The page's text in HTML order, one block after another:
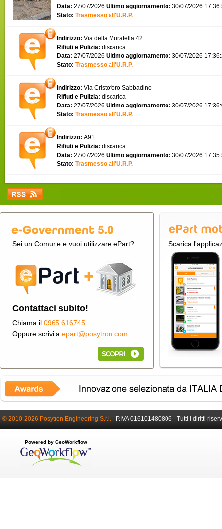
Data: 27/07/2026 Ultimo aggiornamento: 30/07/2026
Stato: Trasmesso all'U.R.P.
Indirizzo: Via della Muratella 42
Rifiuti e Pulizia: discarica
Data: 27/07/2026 Ultimo aggiornamento: 30/07/2026
Stato: Trasmesso all'U.R.P.
Indirizzo: Via Cristoforo Sabbadino
Rifiuti e Pulizia: discarica
Data: 27/07/2026 Ultimo aggiornamento: 30/07/2026
Stato: Trasmesso all'U.R.P.
Indirizzo: A91
Rifiuti e Pulizia: discarica
Data: 27/07/2026 Ultimo aggiornamento: 30/07/2026
Stato: Trasmesso all'U.R.P.
Sei un Comune e vuoi utilizzare ePart?
Contattaci subito!
Chiama il 0965 616745
Oppure scrivi a epart@posytron.com
Scarica
© 2010-2026 Posytron Engineering S.r.l. - P.IVA 016101480806 - Tutti i diritti
Powered by GeoWorkflow